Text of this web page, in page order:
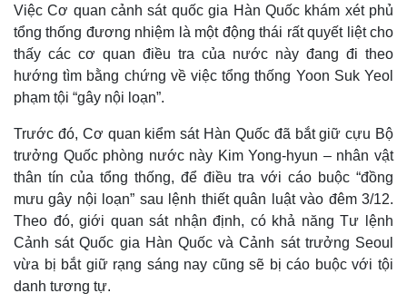
Việc Cơ quan cảnh sát quốc gia Hàn Quốc khám xét phủ
tổng thống đương nhiệm là một động thái rất quyết liệt cho
thấy các cơ quan điều tra của nước này đang đi theo
hướng tìm bằng chứng về việc tổng thống Yoon Suk Yeol
phạm tội “gây nội loạn”.
Trước đó, Cơ quan kiểm sát Hàn Quốc đã bắt giữ cựu Bộ
trưởng Quốc phòng nước này Kim Yong-hyun – nhân vật
thân tín của tổng thống, để điều tra với cáo buộc “đồng
mưu gây nội loạn” sau lệnh thiết quân luật vào đêm 3/12.
Theo đó, giới quan sát nhận định, có khả năng Tư lệnh
Cảnh sát Quốc gia Hàn Quốc và Cảnh sát trưởng Seoul
vừa bị bắt giữ rạng sáng nay cũng sẽ bị cáo buộc với tội
danh tương tự.